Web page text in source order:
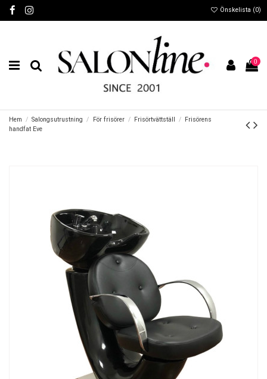
Önskelista (0)
0
Hem Salongsutrustning För frisörer Frisörtvättställ
Frisörens
handfat Eve